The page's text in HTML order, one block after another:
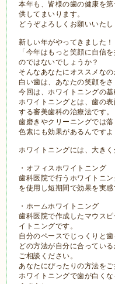
本年も、皆様の歯の健康を
供してまいります。
どうぞよろしくお願いいた
新しい年がやってきました！
「今年はもっと笑顔に自信
のではないでしょうか？
そんなあなたにオススメな
白い歯は、あなたの笑顔を
今回は、ホワイトニングの
ホワイトニングとは、歯の
する審美歯科の治療法です。
歯磨きやクリーニングでは
色素にも効果があるんですよ
ホワイトニングには、大き
・オフィスホワイトニング
歯科医院で行うホワイトニ
を使用し短期間で効果を実感
・ホームホワイトニング
歯科医院で作成したマウス
イトニングです。
自分のペースでじっくりと歯
どの方法が自分に合ってい
ご相談ください。
あなたにぴったりの方法をご
ホワイトニングで歯が白く